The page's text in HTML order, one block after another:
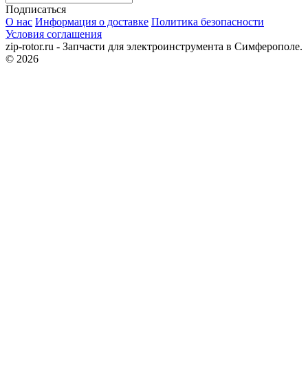
Подписаться
О нас Информация о доставке Политика безопасности
Условия соглашения
zip-rotor.ru - Запчасти для электроинструмента в Симферополе.
© 2026